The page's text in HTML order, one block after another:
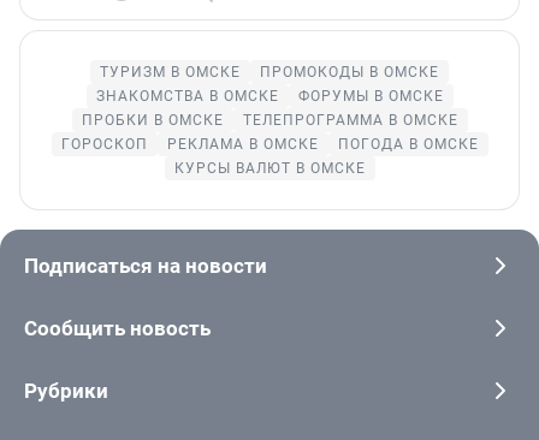
ТУРИЗМ В ОМСКЕ
ПРОМОКОДЫ В ОМСКЕ
ЗНАКОМСТВА В ОМСКЕ
ФОРУМЫ В ОМСКЕ
ПРОБКИ В ОМСКЕ
ТЕЛЕПРОГРАММА В ОМСКЕ
ГОРОСКОП
РЕКЛАМА В ОМСКЕ
ПОГОДА В ОМСКЕ
КУРСЫ ВАЛЮТ В ОМСКЕ
Подписаться на новости
Сообщить новость
Рубрики